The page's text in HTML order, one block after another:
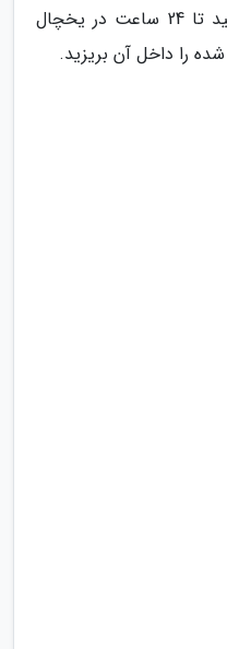
شوند. در صورت تمایل می توانید تا 24 ساعت در یخچال
را داخل آن بریزید.